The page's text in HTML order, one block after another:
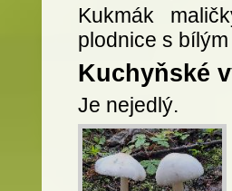
Kukmák
plodnice s
Kuchyňské
Je nejedlý.